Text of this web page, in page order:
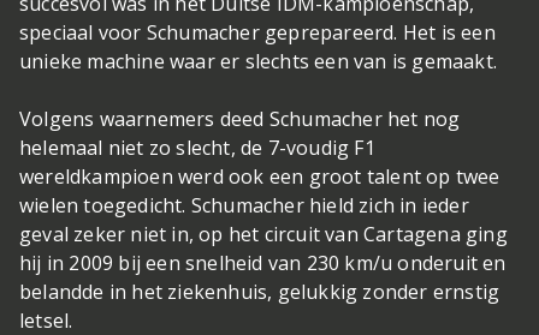
speciaal voor Schumacher geprepareerd. Het is een
unieke machine waar er slechts een van is gemaakt.
Volgens waarnemers deed Schumacher het nog
helemaal niet zo slecht, de 7-voudig F1
wereldkampioen werd ook een groot talent op twee
wielen toegedicht. Schumacher hield zich in ieder
geval zeker niet in, op het circuit van Cartagena ging
hij in 2009 bij een snelheid van 230 km/u onderuit en
belandde in het ziekenhuis, gelukkig zonder ernstig
letsel.